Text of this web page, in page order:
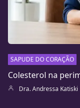
SAPUDE DO CORAÇÃO
Colesterol na
Dra. Andressa Katiski